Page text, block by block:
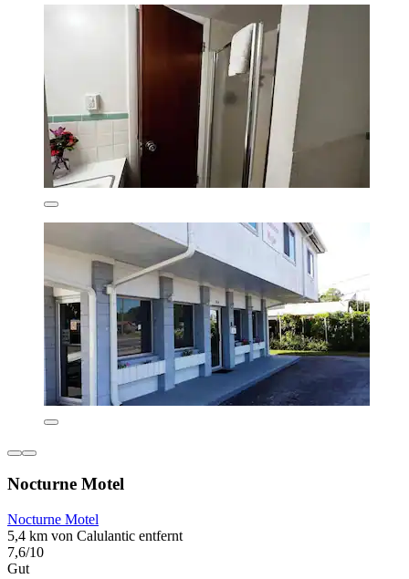
Nocturne Motel
Nocturne Motel
5,4 km von Calulantic entfernt
7,6/10
Gut